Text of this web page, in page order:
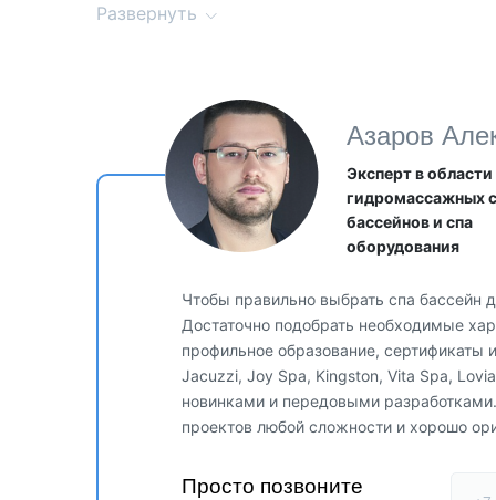
Циркуляционный насос
Панель управления Balboa Spa Touch 3
Освещение:
2 подводных светодиодных фонаря
Комплектация:
Термоизолирующая крышка
Преимущества модели:
Идеальная круглая форма для гармоничного
Премиальное оборудование Balboa (США)
Эксклюзивный дизайн облицовки Wave
Антискользящее покрытие ступени (EVA)
Энергоэффективная конструкция
Итальянское качество и эргономика
Paolo Ferralli The Eye Plus - это синтез
релаксации.
Развернуть
Азаров
Эксперт в области
гидромассажных
бассейнов и спа
оборудования
Чтобы правильно выбрать спа бассейн
Достаточно подобрать необходимые
профильное образование,
Jacuzzi, Joy Spa, Kingston, Vita Spa,
новинками и передовыми
проектов любой сложности и хорошо
Просто позвоните